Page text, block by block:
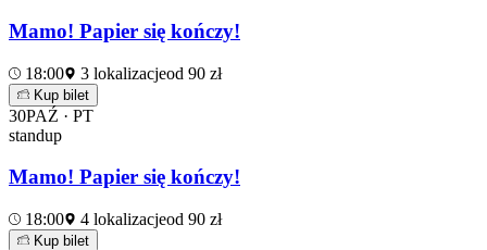
Mamo! Papier się kończy!
18:00 3 lokalizacjeod 90 zł
Kup bilet
30PAŹ · PT
standup
Mamo! Papier się kończy!
18:00 4 lokalizacjeod 90 zł
Kup bilet